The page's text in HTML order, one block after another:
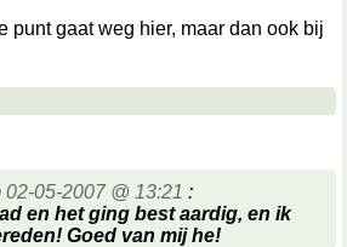
punt gaat weg hier, maar dan ook bij
02-05-2007 @ 13:21 :
en het ging best aardig, en ik
Goed van mij he!